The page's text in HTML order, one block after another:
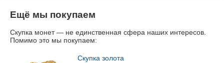
Ещё мы покупаем
Скупка монет — не единственная сфера наших интересов.
Помимо это мы покупаем:
Скупка золота